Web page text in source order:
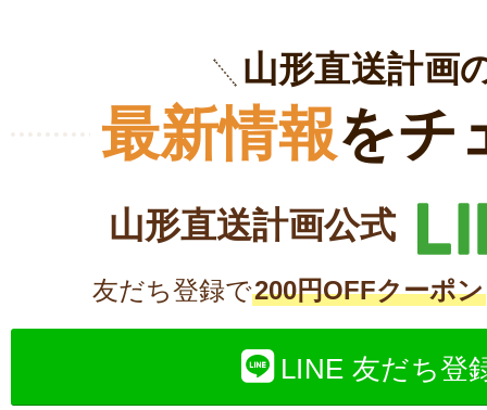
山形直送計画
最新情報をチ
山形直送計画公式
友だち登録で200円OFFクーポン
LINE 友だち登